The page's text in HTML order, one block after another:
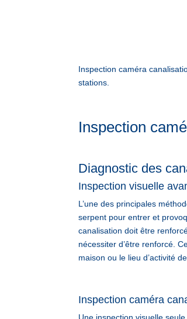
Inspection caméra
stations.
Inspection
Diagnostic des
Inspection visuelle
L’une des principales
serpent pour entrer et
canalisation doit être
nécessiter d’être renforcé.
maison ou le lieu d’activité
Inspection caméra
Une inspection visuelle